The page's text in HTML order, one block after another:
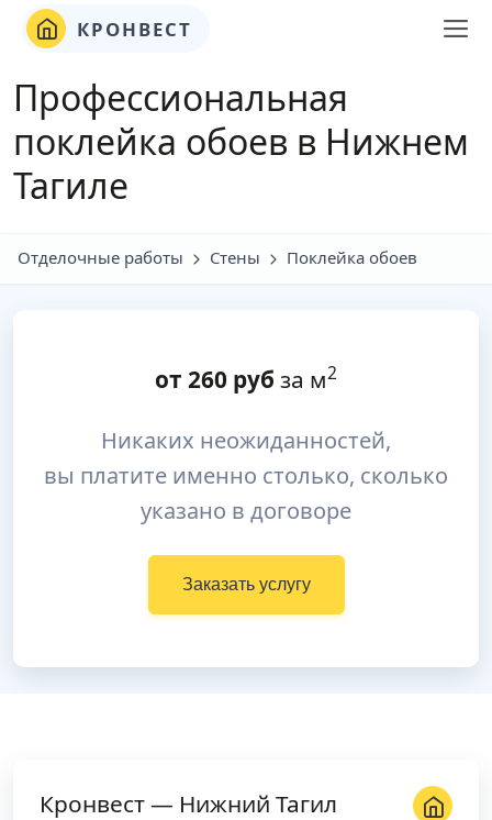
КРОНВЕСТ
Профессиональная
поклейка обоев в Нижнем
Тагиле
Отделочные работы Стены Поклейка обоев
от 260 руб за м2
Никаких неожиданностей,
вы платите именно столько, сколько
указано в договоре
Заказать услугу
Кронвест — Нижний Тагил